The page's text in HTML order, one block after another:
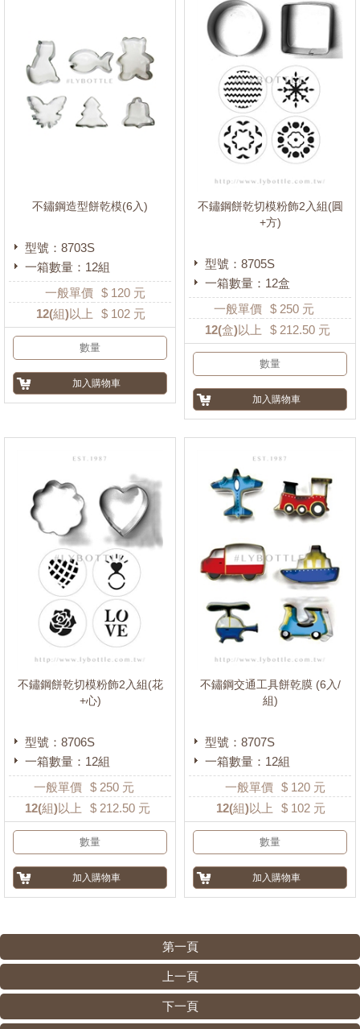
不鏽鋼造型餅乾模(6入)
型號：8703S
一箱數量：12組
一般單價 $ 120 元
12(組)以上 $ 102 元
不鏽鋼餅乾切模粉飾2入組(圓
+方)
型號：8705S
一箱數量：12盒
一般單價 $ 250 元
12(盒)以上 $ 212.50 元
不鏽鋼餅乾切模粉飾2入組(花
+心)
型號：8706S
一箱數量：12組
一般單價 $ 250 元
12(組)以上 $ 212.50 元
不鏽鋼交通工具餅乾膜 (6入/
組)
型號：8707S
一箱數量：12組
一般單價 $ 120 元
12(組)以上 $ 102 元
第一頁
上一頁
下一頁